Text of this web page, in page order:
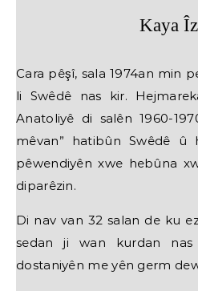
Kaya
Cara pêşî, sala 1974an min
li Swêdê nas kir.
Anatoliyê di salên 1960-
mêvan” hatibûn Swêdê
pêwendiyên xwe hebûna
diparêzin.
Di nav van 32 salan de ku
sedan ji wan kurdan
dostaniyên me yên germ